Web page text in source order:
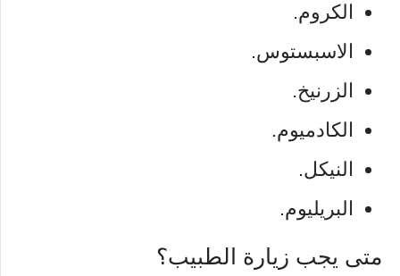
الكروم.
الاسبستوس.
الزرنيخ.
الكادميوم.
النيكل.
البريليوم.
متى يجب زيارة الطبيب؟